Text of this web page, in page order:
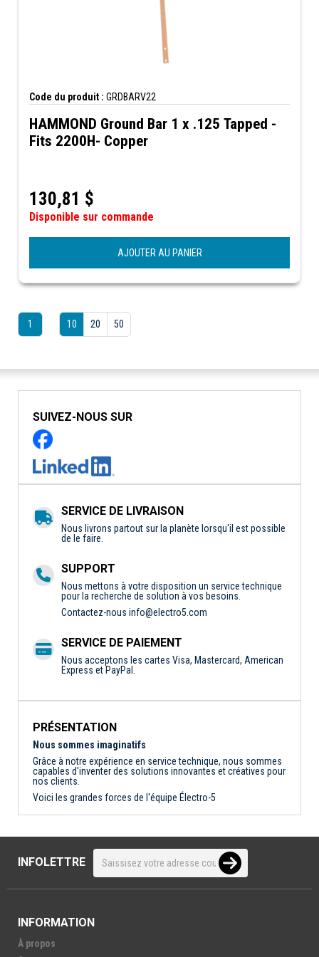
Code du produit : GRDBARV22
HAMMOND Ground Bar 1 x .125 Tapped -
Fits 2200H- Copper
130,81 $
Disponible sur commande
AJOUTER AU PANIER
1 10 20 50
SUIVEZ-NOUS SUR
SERVICE DE LIVRAISON
Nous livrons partout sur la planète lorsqu'il est possible
de le faire.
SUPPORT
Nous mettons à votre disposition un service technique
pour la recherche de solution à vos besoins.
Contactez-nous info@electro5.com
SERVICE DE PAIEMENT
Nous acceptons les cartes Visa, Mastercard, American
Express et PayPal.
PRÉSENTATION
Nous sommes imaginatifs
Grâce à notre expérience en service technique, nous sommes
capables d'inventer des solutions innovantes et créatives pour
nos clients.
Voici les grandes forces de l'équipe Électro-5
INFOLETTRE
INFORMATION
À propos